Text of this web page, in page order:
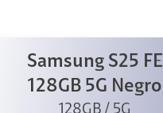
Samsung S25 FE
128GB 5G Negro